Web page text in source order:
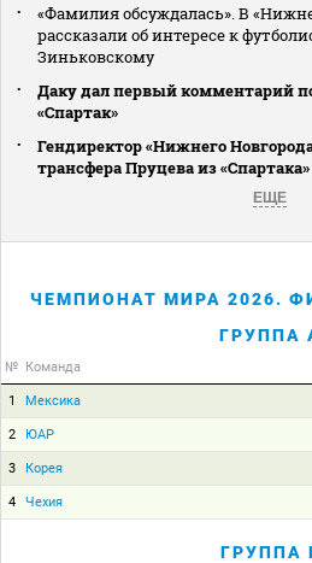
«Фамилия обсуждалась». В
рассказали об интересе к
Зиньковскому
Даку дал первый комментарий
«Спартак»
Гендиректор «Нижнего
трансфера Пруцева из «Спартака»
ЕЩЕ
ЧЕМПИОНАТ МИРА 2026.
ГРУППА
№ Команда
1 Мексика
2 ЮАР
3 Корея
4 Чехия
ГРУППА